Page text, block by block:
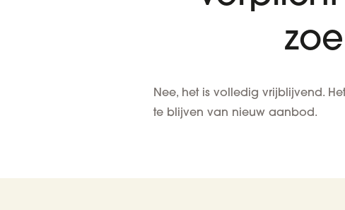
Nee, het is volledig vrijblijvend.
te blijven van nieuw aanbod.